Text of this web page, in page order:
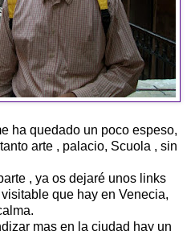
ha quedado un poco espeso,
arte , palacio, Scuola , sin
, ya os dejaré unos links
que hay en Venecia,
mas en la ciudad hay un